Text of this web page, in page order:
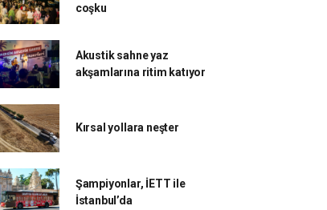
coşku
Akustik sahne yaz
akşamlarına ritim katıyor
Kırsal yollara neşter
Şampiyonlar, İETT ile
İstanbul’da